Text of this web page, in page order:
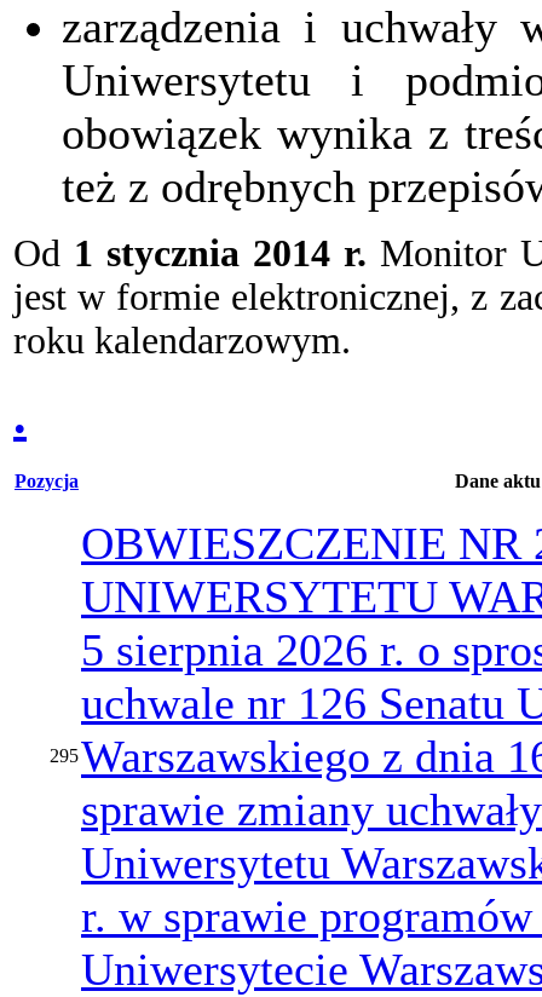
zarządzenia i uchwały
Uniwersytetu i
obowiązek wynika z
też z odrębnych
​Od 1 stycznia 2014 r. Monitor
jest w formie elektronicznej, z
roku kalendarzowym.
.
Pozycja Dane
295
OBWIESZCZENIE NR
UNIWERSYTETU
5 sierpnia 2026 r. o
uchwale nr 126 Senatu
Warszawskiego z dnia
sprawie zmiany
Uniwersytetu
r. w sprawie
Uniwersytecie